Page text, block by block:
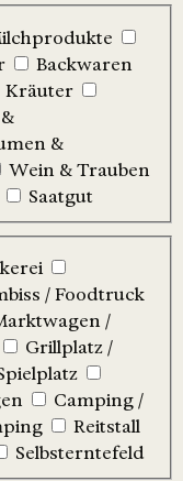
Backwaren
Kräuter
&
Wein & Trauben
Saatgut
/ Foodtruck
/
Grillplatz /
Camping /
Reitstall
Selbsterntefeld